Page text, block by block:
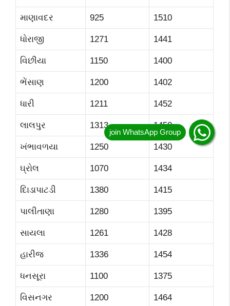
માણાવદર 925 1510
ધોરાજી 1271 1441
વિછીયા 1150 1400
ભેંસાણ 1200 1402
ધારી 1211 1452
લાલપુર 1313 1450
ખંભાવળયા 1250 1430
ઘ્રોલ 1070 1434
દિાડાપાટડી 1380 1415
પાલીતાણા 1280 1395
સાયલા 1261 1428
હારીજ 1336 1454
ધનસૂરા 1100 1375
વિસનગર 1200 1464